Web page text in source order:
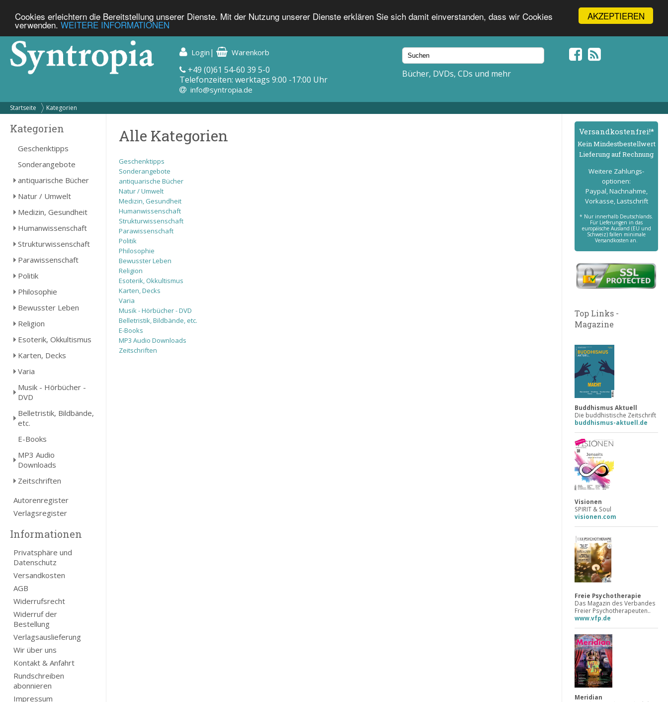
AKZEPTIEREN
Cookies erleichtern die Bereitstellung unserer Dienste. Mit der Nutzung unserer Dienste erklären Sie sich damit einverstanden, dass wir Cookies
verwenden. WEITERE INFORMATIONEN
Login | Warenkorb
+49 (0)61 54-60 39 5-0
Telefonzeiten: werktags 9:00 -17:00 Uhr
info@syntropia.de
Bücher, DVDs, CDs und mehr
Startseite Kategorien
Kategorien
Geschenktipps
Sonderangebote
antiquarische Bücher
Natur / Umwelt
Medizin, Gesundheit
Humanwissenschaft
Strukturwissenschaft
Parawissenschaft
Politik
Philosophie
Bewusster Leben
Religion
Esoterik, Okkultismus
Karten, Decks
Varia
Musik - Hörbücher -
DVD
Belletristik, Bildbände,
etc.
E-Books
MP3 Audio
Downloads
Zeitschriften
Autorenregister
Verlagsregister
Informationen
Privatsphäre und
Datenschutz
Versandkosten
AGB
Widerrufsrecht
Widerruf der
Bestellung
Verlagsauslieferung
Wir über uns
Kontakt & Anfahrt
Rundschreiben
abonnieren
Impressum
Alle Kategorien
Geschenktipps
Sonderangebote
antiquarische Bücher
Natur / Umwelt
Medizin, Gesundheit
Humanwissenschaft
Strukturwissenschaft
Parawissenschaft
Politik
Philosophie
Bewusster Leben
Religion
Esoterik, Okkultismus
Karten, Decks
Varia
Musik - Hörbücher - DVD
Belletristik, Bildbände, etc.
E-Books
MP3 Audio Downloads
Zeitschriften
Versand­kostenfrei!*
Kein Mindest­bestell­wert
Lieferung auf Rechnung
Weitere Zahlungs­
optionen:
Paypal, Nachnahme,
Vorkasse, Lastschrift
* Nur innerhalb Deutschlands.
Für Lieferungen in das
europäische Ausland (EU und
Schweiz) fallen minimale
Versandkosten an.
Top Links -
Magazine
Buddhismus Aktuell
Die buddhistische Zeitschrift
buddhismus-aktuell.de
Visionen
SPIRIT & Soul
visionen.com
Freie Psychotherapie
Das Magazin des Verbandes
Freier Psychotherapeuten..
www.vfp.de
Meridian